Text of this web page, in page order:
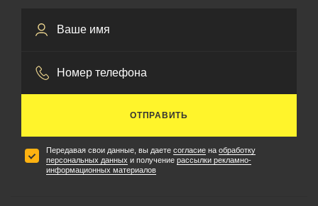
ОТПРАВИТЬ
Передавая свои данные, вы даете согласие на обработку
персональных данных и получение рассылки рекламно-
информационных материалов